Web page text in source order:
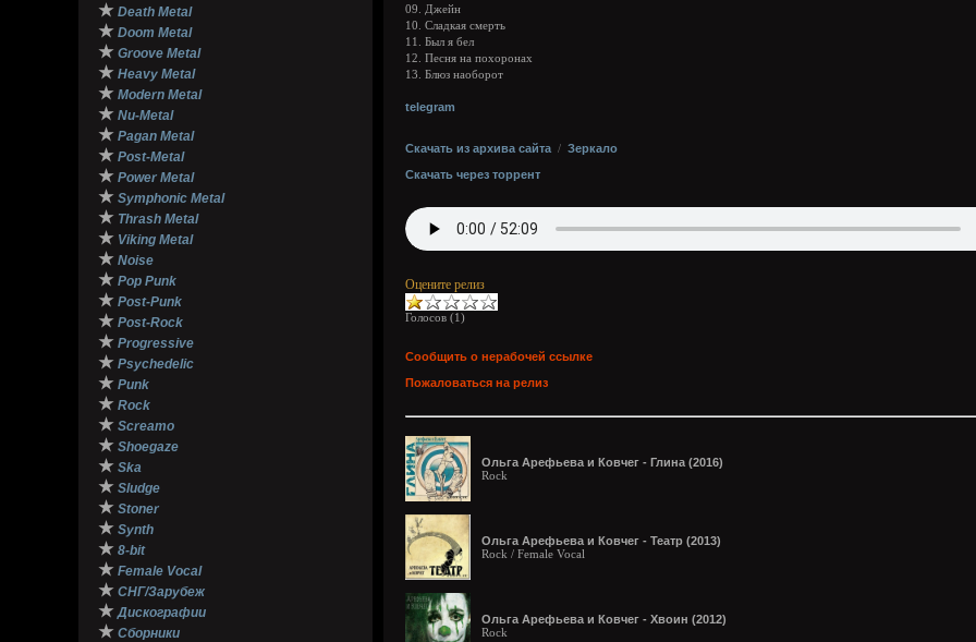
★ Death Metal
★ Doom Metal
★ Groove Metal
★ Heavy Metal
★ Modern Metal
★ Nu-Metal
★ Pagan Metal
★ Post-Metal
★ Power Metal
★ Symphonic Metal
★ Thrash Metal
★ Viking Metal
★ Noise
★ Pop Punk
★ Post-Punk
★ Post-Rock
★ Progressive
★ Psychedelic
★ Punk
★ Rock
★ Screamo
★ Shoegaze
★ Ska
★ Sludge
★ Stoner
★ Synth
★ 8-bit
★ Female Vocal
★ СНГ/Зарубеж
★ Дискографии
★ Сборники
09. Джейн
10. Сладкая смерть
11. Был я бел
12. Песня на похоронах
13. Блюз наоборот
telegram
Скачать из архива сайта / Зеркало
Скачать через торрент
Оцените релиз
Голосов (1)
Сообщить о нерабочей ссылке
Пожаловаться на релиз
Ольга Арефьева и Ковчег - Глина (2016)
Rock
Ольга Арефьева и Ковчег - Театр (2013)
Rock / Female Vocal
Ольга Арефьева и Ковчег - Хвоин (2012)
Rock